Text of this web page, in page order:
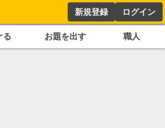
新規登録 ログイン
る お題を出す 職人